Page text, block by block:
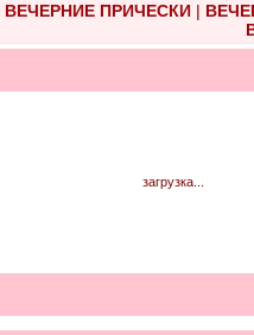
ВЕЧЕРНИЕ ПРИЧЕСКИ|
загрузка...